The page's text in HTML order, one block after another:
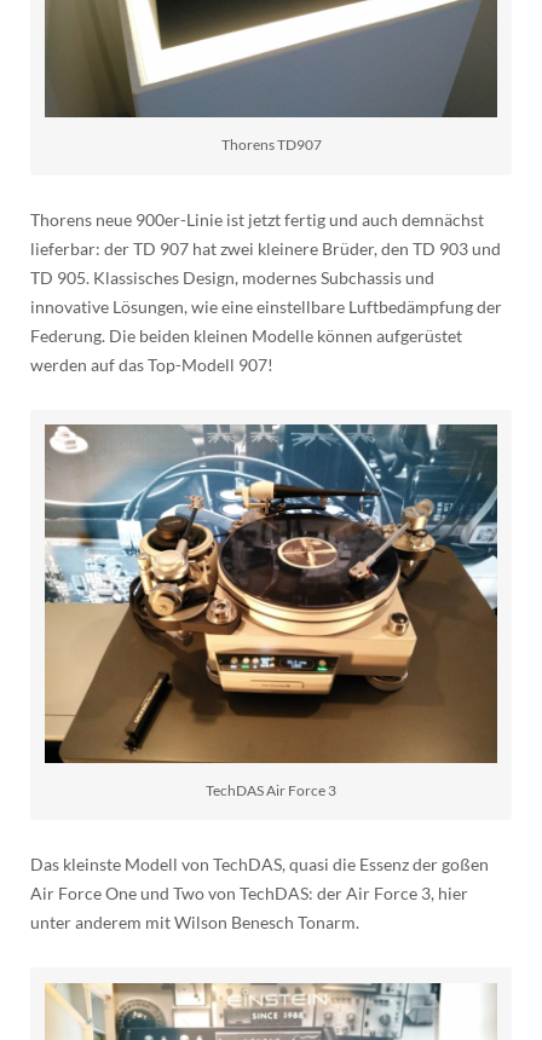
Thorens TD907
Thorens neue 900er-Linie ist jetzt fertig und auch demnächst
lieferbar: der TD 907 hat zwei kleinere Brüder, den TD 903 und
TD 905. Klassisches Design, modernes Subchassis und
innovative Lösungen, wie eine einstellbare Luftbedämpfung der
Federung. Die beiden kleinen Modelle können aufgerüstet
werden auf das Top-Modell 907!
TechDAS Air Force 3
Das kleinste Modell von TechDAS, quasi die Essenz der goßen
Air Force One und Two von TechDAS: der Air Force 3, hier
unter anderem mit Wilson Benesch Tonarm.